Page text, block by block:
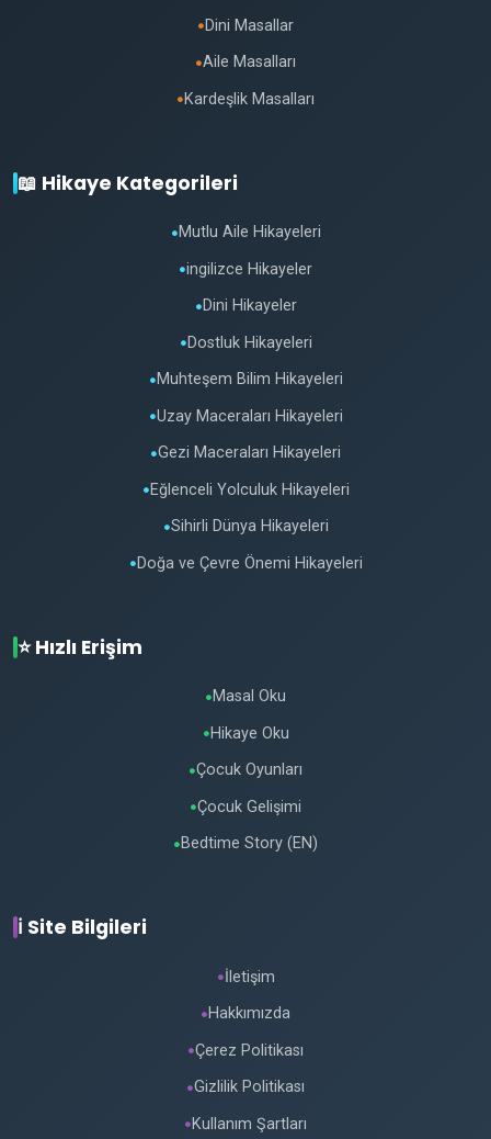
● Dini Masallar
●Aile Masalları
● Kardeşlik Masalları
📖 Hikaye Kategorileri
● Mutlu Aile Hikayeleri
●ingilizce Hikayeler
● Dini Hikayeler
● Dostluk Hikayeleri
● Muhteşem Bilim Hikayeleri
●Uzay Maceraları Hikayeleri
●Gezi Maceraları Hikayeleri
● Eğlenceli Yolculuk Hikayeleri
●Sihirli Dünya Hikayeleri
● Doğa ve Çevre Önemi Hikayeleri
⭐ Hızlı Erişim
● Masal Oku
● Hikaye Oku
●Çocuk Oyunları
●Çocuk Gelişimi
● Bedtime Story (EN)
ℹ️ Site Bilgileri
●İletişim
● Hakkımızda
●Çerez Politikası
●Gizlilik Politikası
● Kullanım Şartları